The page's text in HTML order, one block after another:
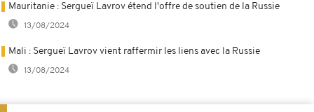
Mauritanie : Sergueï Lavrov étend l'offre de soutien de la Russie
13/08/2024
Mali : Sergueï Lavrov vient raffermir les liens avec la Russie
13/08/2024